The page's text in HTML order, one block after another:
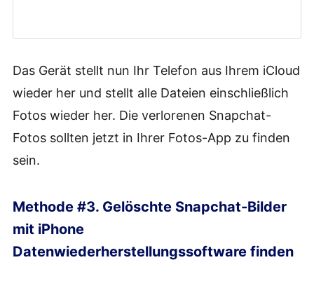
Das Gerät stellt nun Ihr Telefon aus Ihrem iCloud
wieder her und stellt alle Dateien einschließlich
Fotos wieder her. Die verlorenen Snapchat-
Fotos sollten jetzt in Ihrer Fotos-App zu finden
sein.
Methode #3. Gelöschte Snapchat-Bilder
mit iPhone
Datenwiederherstellungssoftware finden